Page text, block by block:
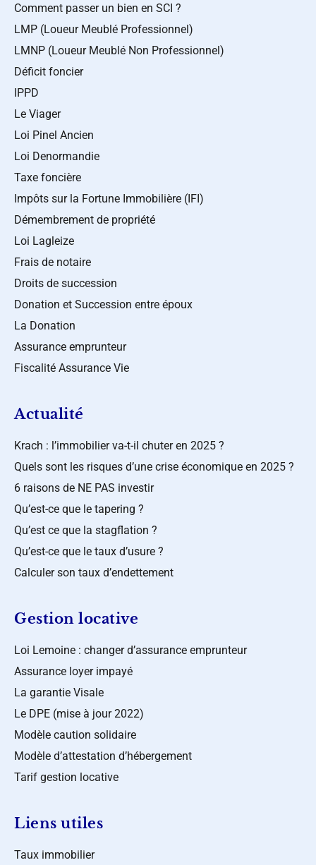
Comment passer un bien en SCI ?
LMP (Loueur Meublé Professionnel)
LMNP (Loueur Meublé Non Professionnel)
Déficit foncier
IPPD
Le Viager
Loi Pinel Ancien
Loi Denormandie
Taxe foncière
Impôts sur la Fortune Immobilière (IFI)
Démembrement de propriété
Loi Lagleize
Frais de notaire
Droits de succession
Donation et Succession entre époux
La Donation
Assurance emprunteur
Fiscalité Assurance Vie
Actualité
Krach : l’immobilier va-t-il chuter en 2025 ?
Quels sont les risques d’une crise économique en 2025 ?
6 raisons de NE PAS investir
Qu’est-ce que le tapering ?
Qu’est ce que la stagflation ?
Qu’est-ce que le taux d’usure ?
Calculer son taux d’endettement
Gestion locative
Loi Lemoine : changer d’assurance emprunteur
Assurance loyer impayé
La garantie Visale
Le DPE (mise à jour 2022)
Modèle caution solidaire
Modèle d’attestation d’hébergement
Tarif gestion locative
Liens utiles
Taux immobilier